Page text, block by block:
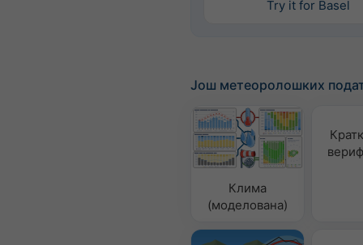
Try it for Basel
Још метеоролошких
Клима
(моделована)